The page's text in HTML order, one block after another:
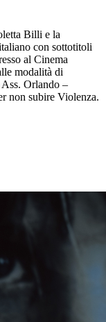
Billi e la
con sottotitoli
al Cinema
modalità di
Orlando –
non subire Violenza.